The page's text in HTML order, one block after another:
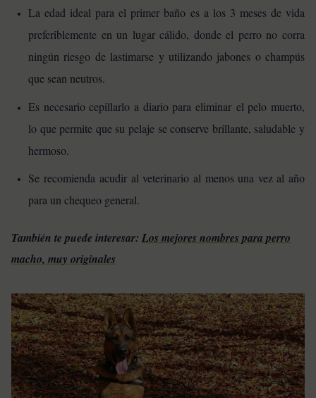
La edad ideal para el primer baño es a los 3 meses de vida
preferiblemente en un lugar cálido, donde el perro no corra
ningún riesgo de lastimarse y utilizando jabones o champús
que sean neutros.
Es necesario cepillarlo a diario para eliminar el pelo muerto,
lo que permite que su pelaje se conserve brillante, saludable y
hermoso.
Se recomienda acudir al veterinario al menos una vez al año
para un chequeo general.
También te puede interesar: Los mejores nombres para perro
macho, muy originales